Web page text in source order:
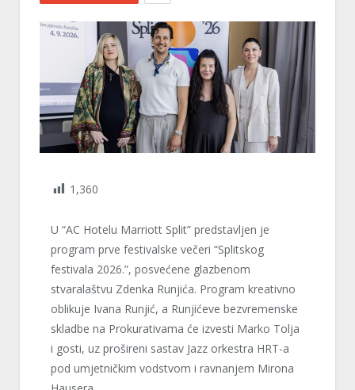
1,360
U “AC Hotelu Marriott Split” predstavljen je
program prve festivalske večeri “Splitskog
festivala 2026.”, posvećene glazbenom
stvaralaštvu Zdenka Runjića. Program kreativno
oblikuje Ivana Runjić, a Runjićeve bezvremenske
skladbe na Prokurativama će izvesti Marko Tolja
i gosti, uz prošireni sastav Jazz orkestra HRT-a
pod umjetničkim vodstvom i ravnanjem Mirona